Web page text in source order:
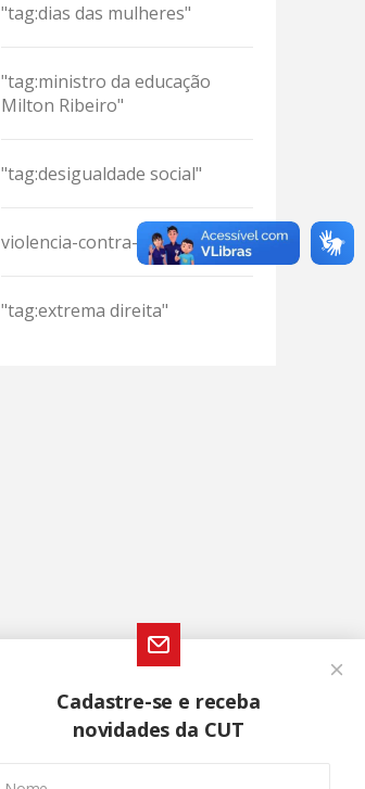
"tag:dias das mulheres"
"tag:ministro da educação
Milton Ribeiro"
"tag:desigualdade social"
violencia-contra-mulher
"tag:extrema direita"
Cadastre-se e receba
novidades da CUT